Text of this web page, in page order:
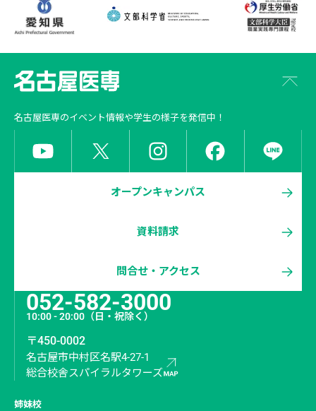
名古屋医専のイベント情報や学生の様子を発信中！
オープンキャンパス
資料請求
問合せ・アクセス
052-582-3000
10:00 - 20:00 （日・祝除く）
〒450-0002
名古屋市中村区名駅4-27-1
総合校舎スパイラルタワーズ
姉妹校